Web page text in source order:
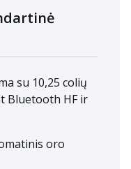
su 10,25 colių
Bluetooth HF ir
oro